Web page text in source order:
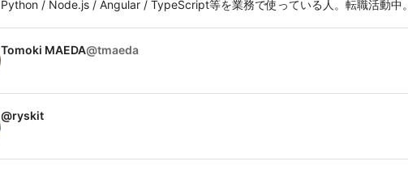
Python / Node.js / Angular / TypeScript等を業務で使っている人。転職活動中。
Tomoki MAEDA@tmaeda
@ryskit